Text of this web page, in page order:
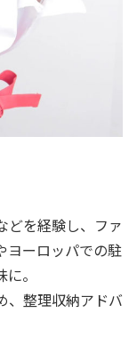
どを経験し、ファ
ヨーロッパでの駐
。
、整理収納アドバ